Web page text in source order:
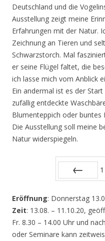
Deutschland und die
Ausstellung zeigt meine
Erfahrungen mit der Natur.
Zeichnung an Tieren und
Schwarzstorch. Mal
er seine Flügel faltet, die
ich lasse mich vom Anblick
Ein andermal ist es der
zufällig entdeckte
Blumenteppich oder buntes
Die Ausstellung soll meine
Natur widerspiegeln.
1
Eröffnung: Donnerstag
Zeit: 13.08. – 11.10.20,
Fr. 8.30 – 14.00 Uhr und
oder Seminare kann